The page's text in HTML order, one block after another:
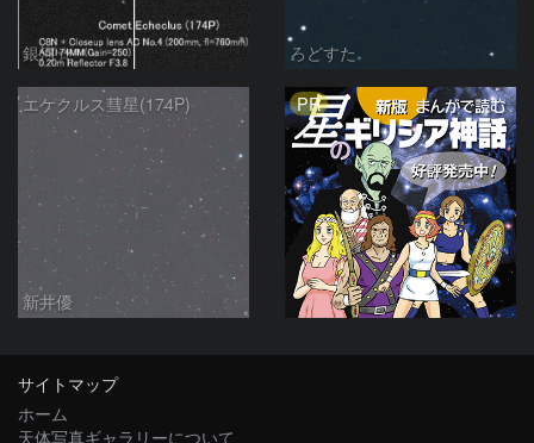
銀河☆ ろどすた
エケクルス彗星(174P)
新井優
PR
サイトマップ
ホーム
天体写真ギャラリーについて